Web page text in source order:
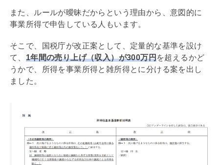
また、ルールが曖昧だからという理由から、意図的に
事業所得で申告している人もいます。
そこで、国税庁が改正案として、定量的な基準を設け
て、 1年間の売り上げ（収入）が300万円を超えるかど
うかで、所得を事業所得と雑所得とに分ける案を出し
ました。